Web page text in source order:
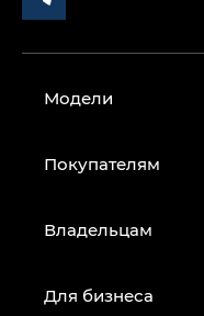
Модели
Покупателям
Владельцам
Для бизнеса